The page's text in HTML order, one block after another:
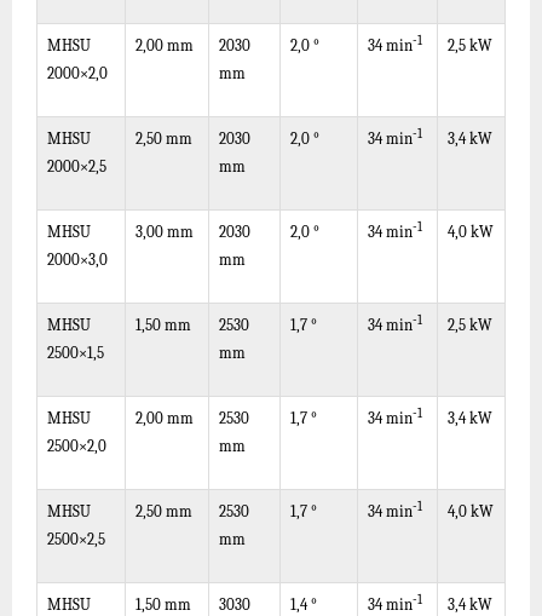
MHSU
2000×2,0
2,00 mm
2030
mm
2,0 ° 34min-1 2,5 kW
MHSU
2000×2,5
2,50 mm
2030
mm
2,0 ° 34min-1 3,4 kW
MHSU
2000×3,0
3,00 mm
2030
mm
2,0 ° 34min-1 4,0 kW
MHSU
2500×1,5
1,50 mm
2530
mm
1,7 ° 34min-1 2,5 kW
MHSU
2500×2,0
2,00 mm
2530
mm
1,7 ° 34min-1 3,4 kW
MHSU
2500×2,5
2,50 mm
2530
mm
1,7 ° 34min-1 4,0 kW
MHSU
1,50 mm
3030
1,4 ° 34min-1 3,4 kW